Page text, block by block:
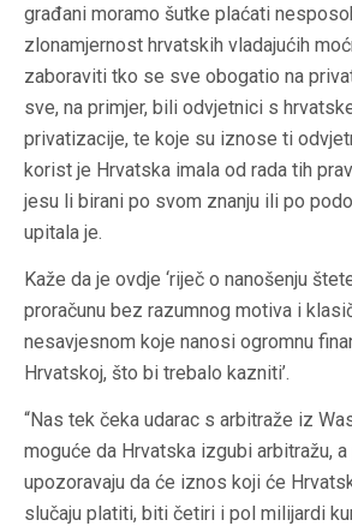
građani moramo šutke plaćati
zlonamjernost hrvatskih vladajućih
zaboraviti tko se sve obogatio na
sve, na primjer, bili odvjetnici s
privatizacije, te koje su iznose ti
korist je Hrvatska imala od rada tih
jesu li birani po svom znanju ili po
upitala je.
Kaže da je ovdje ‘riječ o nanošenju
proračunu bez razumnog motiva i
nesavjesnom koje nanosi ogromnu
Hrvatskoj, što bi trebalo kazniti’.
“Nas tek čeka udarac s arbitraže iz
moguće da Hrvatska izgubi arbitražu,
upozoravaju da će iznos koji će
slučaju platiti, biti četiri i pol milijardi